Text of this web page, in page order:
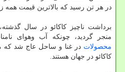
در هر تن رسید که بالاترین قیمت همه
برداشت ناچیز کاکائو در سال
منجر گردید، چونکه آب وهوای
محصولات در غنا و ساحل عاج شد
کاکائو در جهان هستند.